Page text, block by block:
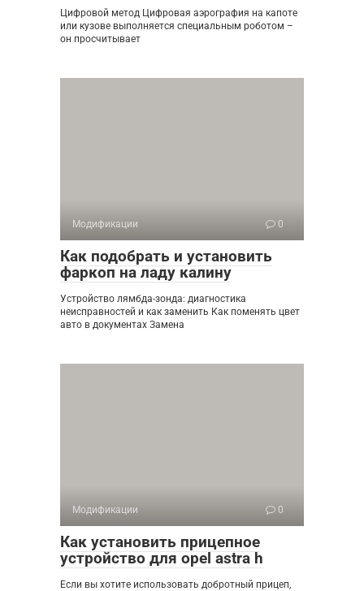
Цифровой метод Цифровая аэрография на капоте
или кузове выполняется специальным роботом –
он просчитывает
Модификации 0
Как подобрать и установить
фаркоп на ладу калину
Устройство лямбда-зонда: диагностика
неисправностей и как заменить Как поменять цвет
авто в документах Замена
Модификации 0
Как установить прицепное
устройство для opel astra h
Если вы хотите использовать добротный прицеп,